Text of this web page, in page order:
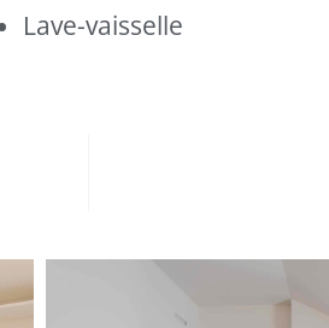
Lave-vaisselle